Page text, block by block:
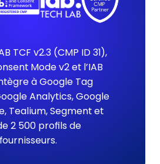
TCF v2.3 (CMP ID 31),
Mode v2 et l’IAB
à Google Tag
Analytics, Google
Tealium, Segment et
2 500 profils de
fournisseurs.